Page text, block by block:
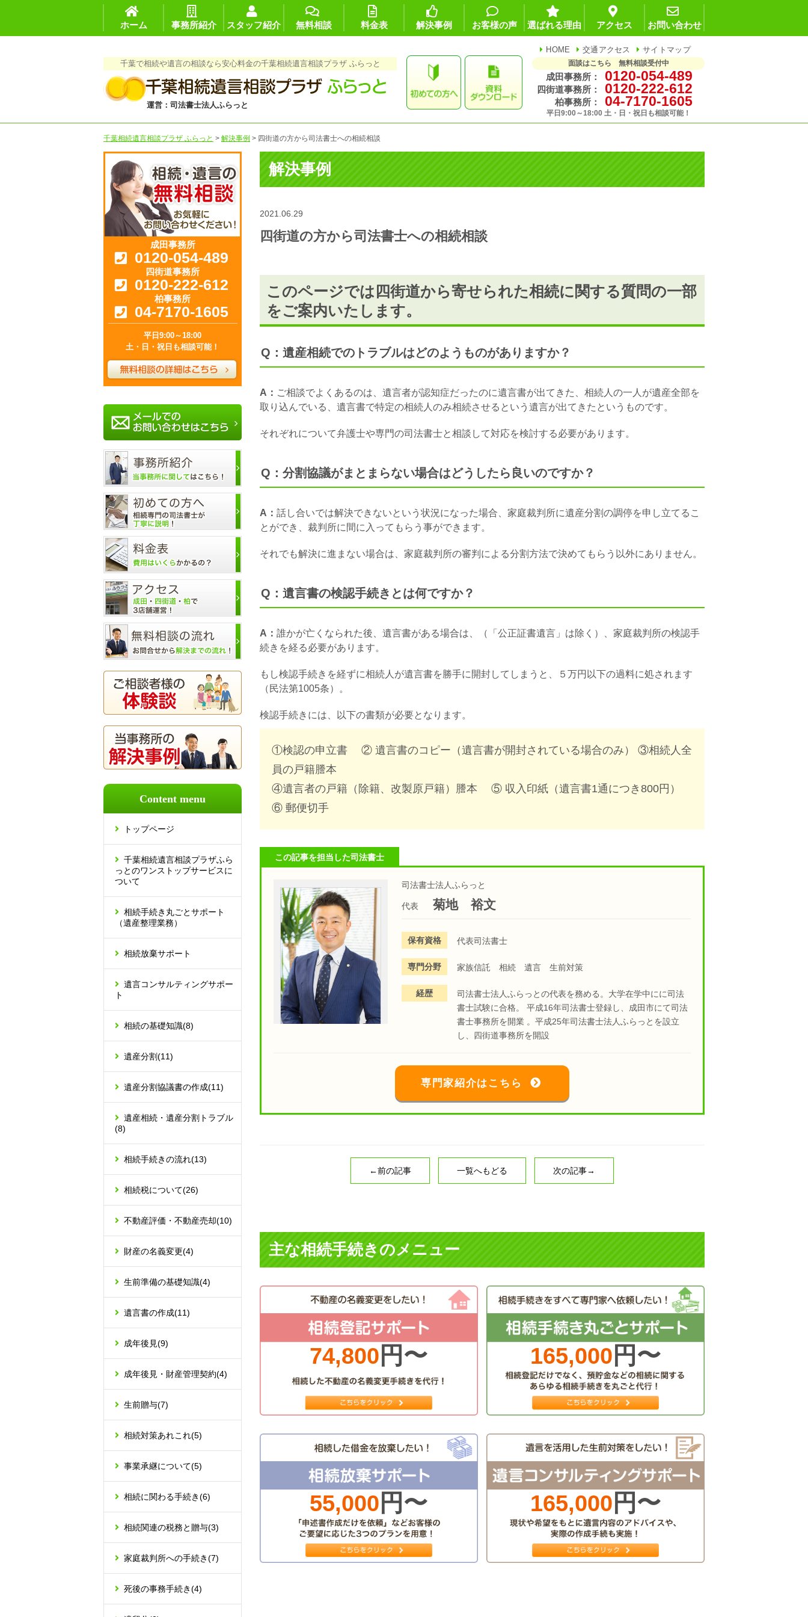
ホーム 事務所紹介 スタッフ紹介 無料相談 料金表 解決事例 お客様の声 選ばれる理由 アクセス お問い合わせ
千葉で相続や遺言の相談なら安心料金の千葉相続遺言相談プラザ ふらっと
運営：司法書士法人ふらっと
HOME 交通アクセス サイトマップ
面談はこちら 無料相談受付中
成田事務所： 0120-054-489
四街道事務所： 0120-222-612
柏事務所： 04-7170-1605
平日9:00～18:00 土・日・祝日も相談可能！
千葉相続遺言相談プラザ ふらっと > 解決事例 > 四街道の方から司法書士への相続相談
解決事例
2021.06.29
四街道の方から司法書士への相続相談
このページでは四街道から寄せられた相続に関する質問の一部
をご案内いたします。
Q：遺産相続でのトラブルはどのようものがありますか？
A： ご相談でよくあるのは、遺言者が認知症だったのに遺言書が出てきた、相続人の一人が遺産全部を
取り込んでいる、遺言書で特定の相続人のみ相続させるという遺言が出てきたというものです。
それぞれについて弁護士や専門の司法書士と相談して対応を検討する必要があります。
Q：分割協議がまとまらない場合はどうしたら良いのですか？
A： 話し合いでは解決できないという状況になった場合、家庭裁判所に遺産分割の調停を申し立てるこ
とができ、裁判所に間に入ってもらう事ができます。
それでも解決に進まない場合は、 家庭裁判所の審判による分割方法で決めてもらう以外にありません。
Q：遺言書の検認手続きとは何ですか？
A： 誰かが亡くなられた後、遺言書がある場合は、（「公正証書遺言」は除く）、家庭裁判所の検認手
続きを経る必要があります。
もし検認手続きを経ずに相続人が遺言書を勝手に開封してしまうと、
５万円以下の過料に処されます
（民法第1005条）。
検認手続きには、以下の書類が必要となります。
①検認の申立書 ② 遺言書のコピー（遺言書が開封されている場合のみ） ③相続人全
員の戸籍謄本
④遺言者の戸籍（除籍、改製原戸籍）謄本 ⑤ 収入印紙（遺言書1通につき800円）
⑥ 郵便切手
この記事を担当した司法書士
司法書士法人ふらっと
代表 菊地 裕文
保有資格 代表司法書士
専門分野 家族信託 相続 遺言 生前対策
経歴
司法書士法人ふらっとの代表を務める。大学在学中にに司法
書士試験に合格。 平成16年司法書士登録し、成田市にて司法
書士事務所を開業 。平成25年司法書士法人ふらっとを設立
し、四街道事務所を開設
専門家紹介はこちら
←前の記事 一覧へもどる 次の記事→
主な相続手続きのメニュー
74,800 円〜 165,000 円〜
55,000 円〜 165,000 円〜
成田事務所
0120-054-489
四街道事務所
0120-222-612
柏事務所
04-7170-1605
平日9:00～18:00
土・日・祝日も相談可能！
Content menu
トップページ
千葉相続遺言相談プラザふら
っとのワンストップサービスに
ついて
相続手続き丸ごとサポート
（遺産整理業務）
相続放棄サポート
遺言コンサルティングサポー
ト
相続の基礎知識(8)
遺産分割(11)
遺産分割協議書の作成(11)
遺産相続・遺産分割トラブル
(8)
相続手続きの流れ(13)
相続税について(26)
不動産評価・不動産売却(10)
財産の名義変更(4)
生前準備の基礎知識(4)
遺言書の作成(11)
成年後見(9)
成年後見・財産管理契約(4)
生前贈与(7)
相続対策あれこれ(5)
事業承継について(5)
相続に関わる手続き(6)
相続関連の税務と贈与(3)
家庭裁判所への手続き(7)
死後の事務手続き(4)